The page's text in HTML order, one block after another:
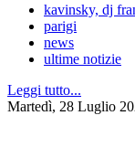
kavinsky, dj
parigi
news
ultime notizie
Leggi tutto...
Martedì, 28 Luglio